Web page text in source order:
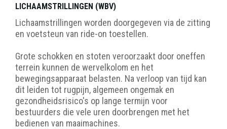
LICHAAMSTRILLINGEN (WBV)
Lichaamstrillingen worden doorgegeven via de zitting
en voetsteun van ride-on toestellen.
Grote schokken en stoten veroorzaakt door oneffen
terrein kunnen de wervelkolom en het
bewegingsapparaat belasten. Na verloop van tijd kan
dit leiden tot rugpijn, algemeen ongemak en
gezondheidsrisico's op lange termijn voor
bestuurders die vele uren doorbrengen met het
bedienen van maaimachines.